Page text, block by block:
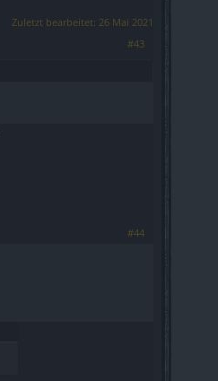
Zuletzt bearbeitet: 26 Mai 2021
#43
#44